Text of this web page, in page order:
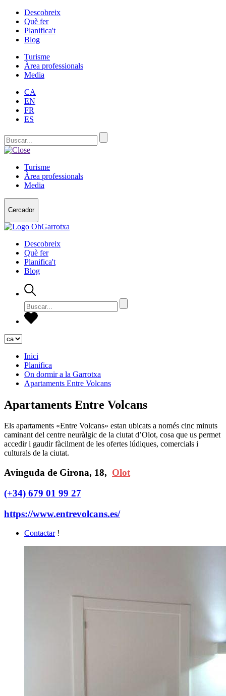
Descobreix
Què fer
Planifica't
Blog
Turisme
Àrea professionals
Media
CA
EN
FR
ES
Turisme
Àrea professionals
Media
Cercador
Descobreix
Què fer
Planifica't
Blog
Inici
Planifica
On dormir a la Garrotxa
Apartaments Entre Volcans
Apartaments Entre Volcans
Els apartaments «Entre Volcans» estan ubicats a només cinc minuts
caminant del centre neuràlgic de la ciutat d’Olot, cosa que us permet
accedir i gaudir fàcilment de les ofertes lúdiques, comercials i
culturals de la ciutat.
Avinguda de Girona, 18, Olot
(+34) 679 01 99 27
https://www.entrevolcans.es/
Contactar !